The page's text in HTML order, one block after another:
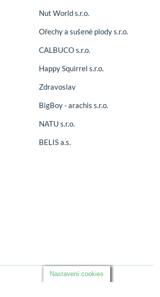
Nut World s.r.o.
Ořechy a sušené plody s.r.o.
CALBUCO s.r.o.
Happy Squirrel s.r.o.
Zdravoslav
BigBoy - arachis s.r.o.
NATU s.r.o.
BELIS a.s.
Nastavení cookies